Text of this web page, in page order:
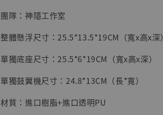
系列蒐藏雕像 布魯
團隊：神隱工作室
整體懸浮尺寸：25.5*13.5*19CM（寬x高x深）
單獨底座尺寸：25.5*6*19CM（寬x高x深）
單獨鼓翼機尺寸：24.8*13CM（長*寬）
材質：進口樹脂+進口透明PU